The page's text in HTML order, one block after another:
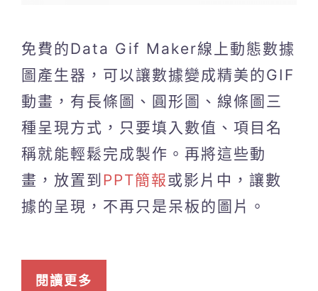
免費的Data Gif Maker線上動態數據
圖產生器，可以讓數據變成精美的GIF
動畫，有長條圖、圓形圖、線條圖三
種呈現方式，只要填入數值、項目名
稱就能輕鬆完成製作。再將這些動
畫，放置到 PPT簡報或影片中，讓數
據的呈現，不再只是呆板的圖片。
閱讀更多